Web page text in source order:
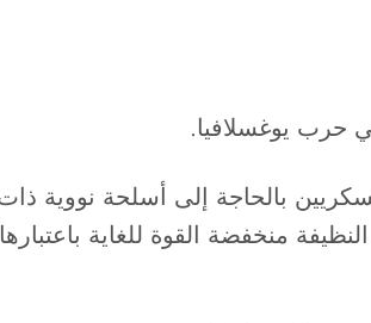
حرب يوغسلافيا.​
بالحاجة إلى أسلحة نووية
منخفضة القوة للغاية